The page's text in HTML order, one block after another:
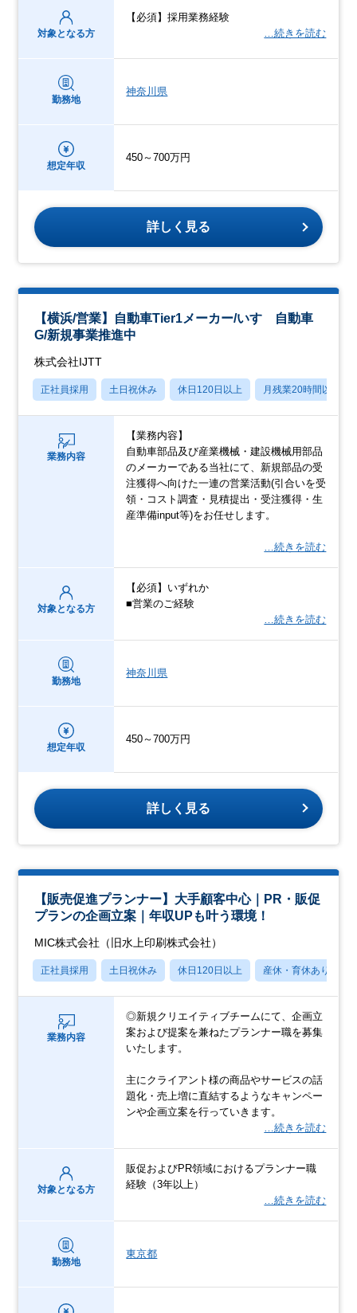
対象となる方
【必須】採⽤業務経験
…続きを読む
勤務地
神奈川県
想定年収
450～700万円
詳しく見る
【横浜/営業】⾃動⾞Tier1メーカー/いすゞ⾃動⾞
G/新規事業推進中
株式会社IJTT
正社員採用 土日祝休み 休日120日以上 月残業20時間以内
業務内容
【業務内容】
⾃動⾞部品及び産業機械・建設機械⽤部品
のメーカーである当社にて、新規部品の受
注獲得へ向けた⼀連の営業活動(引合いを受
領・コスト調査・⾒積提出・受注獲得・⽣
産準備input等)をお任せします。
…続きを読む
対象となる方
【必須】いずれか
■営業のご経験
…続きを読む
勤務地
神奈川県
想定年収
450～700万円
詳しく見る
【販売促進プランナー】大手顧客中心｜PR・販促
プランの企画立案｜年収UPも叶う環境！
MIC株式会社（旧水上印刷株式会社）
正社員採用 土日祝休み 休日120日以上 産休・育休あり
業務内容
◎新規クリエイティブチームにて、企画立
案および提案を兼ねたプランナー職を募集
いたします。
主にクライアント様の商品やサービスの話
題化・売上増に直結するようなキャンペー
ンや企画立案を行っていきます。
…続きを読む
対象となる方
販促およびPR領域におけるプランナー職
経験（3年以上）
…続きを読む
勤務地
東京都